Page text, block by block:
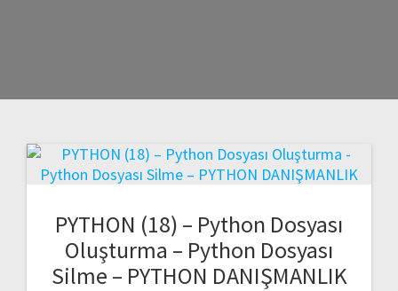
PYTHON (18) – Python Dosyası
Oluşturma – Python Dosyası
Silme – PYTHON DANIŞMANLIK